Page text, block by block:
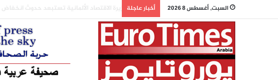
السبت, أغسطس 8 2026 أخبار عاجلة وزيرة الاقتصاد الألمانية تستبعد حدوث